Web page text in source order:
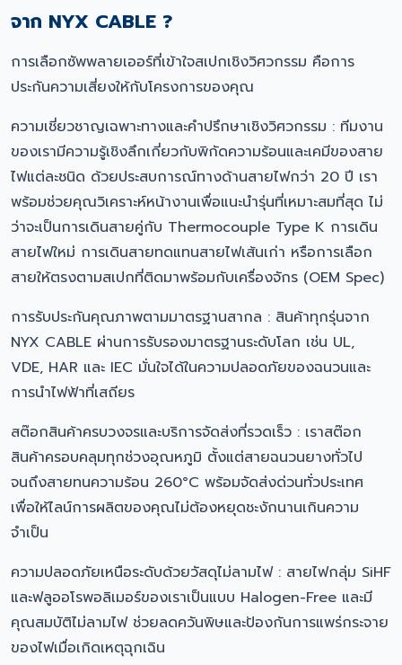
จาก NYX CABLE ?
การเลือกซัพพลายเออร์ที่เข้าใจสเปกเชิงวิศวกรรม คือการ
ประกันความเสี่ยงให้กับโครงการของคุณ
ความเชี่ยวชาญเฉพาะทางและคำปรึกษาเชิงวิศวกรรม : ทีมงาน
ของเรามีความรู้เชิงลึกเกี่ยวกับพิกัดความร้อนและเคมีของสาย
ไฟแต่ละชนิด ด้วยประสบการณ์ทางด้านสายไฟกว่า 20 ปี เรา
พร้อมช่วยคุณวิเคราะห์หน้างานเพื่อแนะนำรุ่นที่เหมาะสมที่สุด ไม่
ว่าจะเป็นการเดินสายคู่กับ Thermocouple Type K การเดิน
สายไฟใหม่ การเดินสายทดแทนสายไฟเส้นเก่า หรือการเลือก
สายให้ตรงตามสเปกที่ติดมาพร้อมกับเครื่องจักร (OEM Spec)
การรับประกันคุณภาพตามมาตรฐานสากล : สินค้าทุกรุ่นจาก
NYX CABLE ผ่านการรับรองมาตรฐานระดับโลก เช่น UL,
VDE, HAR และ IEC มั่นใจได้ในความปลอดภัยของฉนวนและ
การนำไฟฟ้าที่เสถียร
สต๊อกสินค้าครบวงจรและบริการจัดส่งที่รวดเร็ว : เราสต๊อก
สินค้าครอบคลุมทุกช่วงอุณหภูมิ ตั้งแต่สายฉนวนยางทั่วไป
จนถึงสายทนความร้อน 260°C พร้อมจัดส่งด่วนทั่วประเทศ
เพื่อให้ไลน์การผลิตของคุณไม่ต้องหยุดชะงักนานเกินความ
จำเป็น
ความปลอดภัยเหนือระดับด้วยวัสดุไม่ลามไฟ : สายไฟกลุ่ม SiHF
และฟลูออโรพอลิเมอร์ของเราเป็นแบบ Halogen-Free และมี
คุณสมบัติไม่ลามไฟ ช่วยลดควันพิษและป้องกันการแพร่กระจาย
ของไฟเมื่อเกิดเหตุฉุกเฉิน